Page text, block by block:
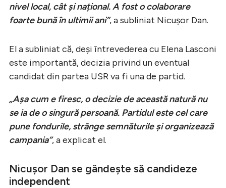
nivel local, cât și național. A fost o colaborare
foarte bună în ultimii ani”, a subliniat Nicușor Dan.
El a subliniat că, deși întrevederea cu Elena Lasconi
este importantă, decizia privind un eventual
candidat din partea USR va fi una de partid.
„Așa cum e firesc, o decizie de această natură nu
se ia de o singură persoană. Partidul este cel care
pune fondurile, strânge semnăturile și organizează
campania”, a explicat el.
Nicușor Dan se gândește să candideze
independent